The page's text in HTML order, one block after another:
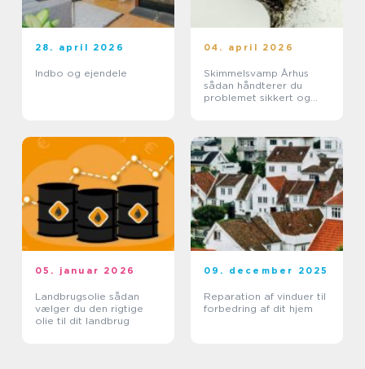
28. april 2026
Indbo og ejendele
04. april 2026
Skimmelsvamp Århus
sådan håndterer du
problemet sikkert og
05. januar 2026
Landbrugsolie sådan
vælger du den rigtige
olie til dit landbrug
09. december 2025
Reparation af vinduer til
forbedring af dit hjem